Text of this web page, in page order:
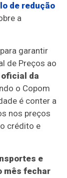
de redução
a
garantir
de Preços ao
da
o Copom
é conter a
nos preços
crédito e
e
mês fechar